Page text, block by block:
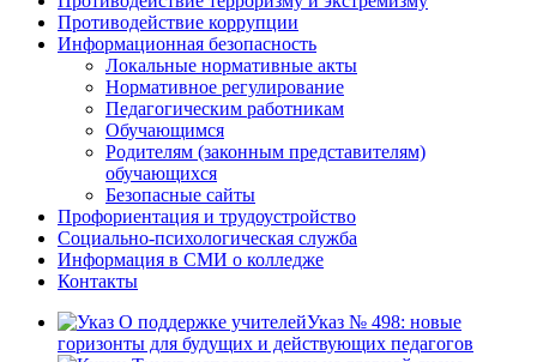
Противодействие коррупции
Информационная безопасность
Локальные нормативные акты
Нормативное регулирование
Педагогическим работникам
Обучающимся
Родителям (законным представителям)
обучающихся
Безопасные сайты
Профориентация и трудоустройство
Социально-психологическая служба
Информация в СМИ о колледже
Контакты
Указ № 498: новые
горизонты для будущих и действующих педагогов